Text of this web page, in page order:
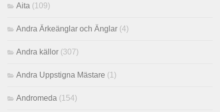
Aita (109)
Andra Ärkeänglar och Änglar (4)
Andra källor (307)
Andra Uppstigna Mästare (1)
Andromeda (154)